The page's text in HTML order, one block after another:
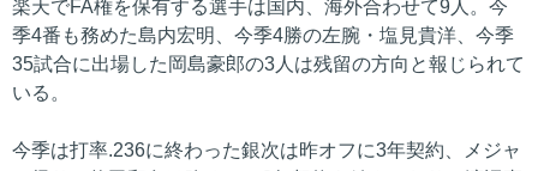
楽天でFA権を保有する選手は国内、海外合わせて9人。今
季4番も務めた島内宏明、今季4勝の左腕・塩見貴洋、今季
35試合に出場した岡島豪郎の3人は残留の方向と報じられて
いる。
今季は打率.236に終わった銀次は昨オフに3年契約、メジャ